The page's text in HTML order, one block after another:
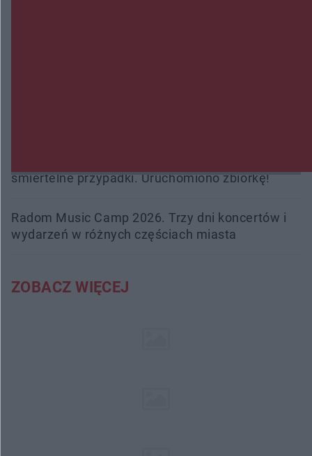
śmiertelne przypadki. Uruchomiono zbiórkę!
Radom Music Camp 2026. Trzy dni koncertów i
wydarzeń w różnych częściach miasta
ZOBACZ WIĘCEJ